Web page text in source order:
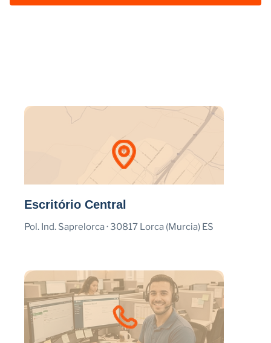
Escritório Central
Pol. Ind. Saprelorca · 30817 Lorca (Murcia) ES